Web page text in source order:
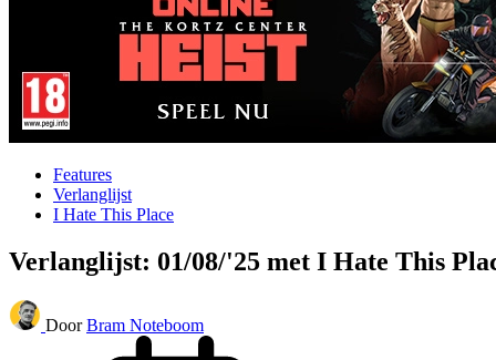
Features
Verlanglijst
I Hate This Place
Verlanglijst: 01/08/'25 met I Hate This
Door Bram Noteboom